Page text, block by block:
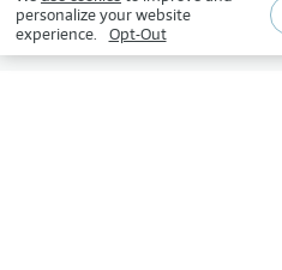
personalize your website
experience.
Opt-Out